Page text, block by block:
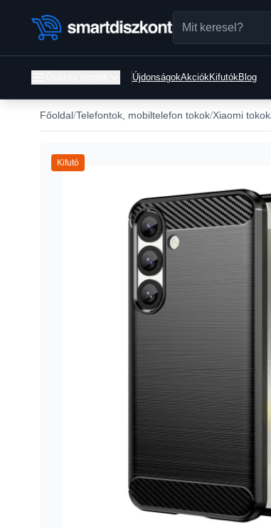
ÚjdonságokAkciókKifutókBlog
Főoldal Telefontok, mobiltelefon tokok Xiaomi tokok
Kifutó